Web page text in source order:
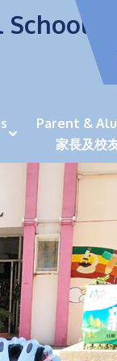
School
Parent &
家長及校